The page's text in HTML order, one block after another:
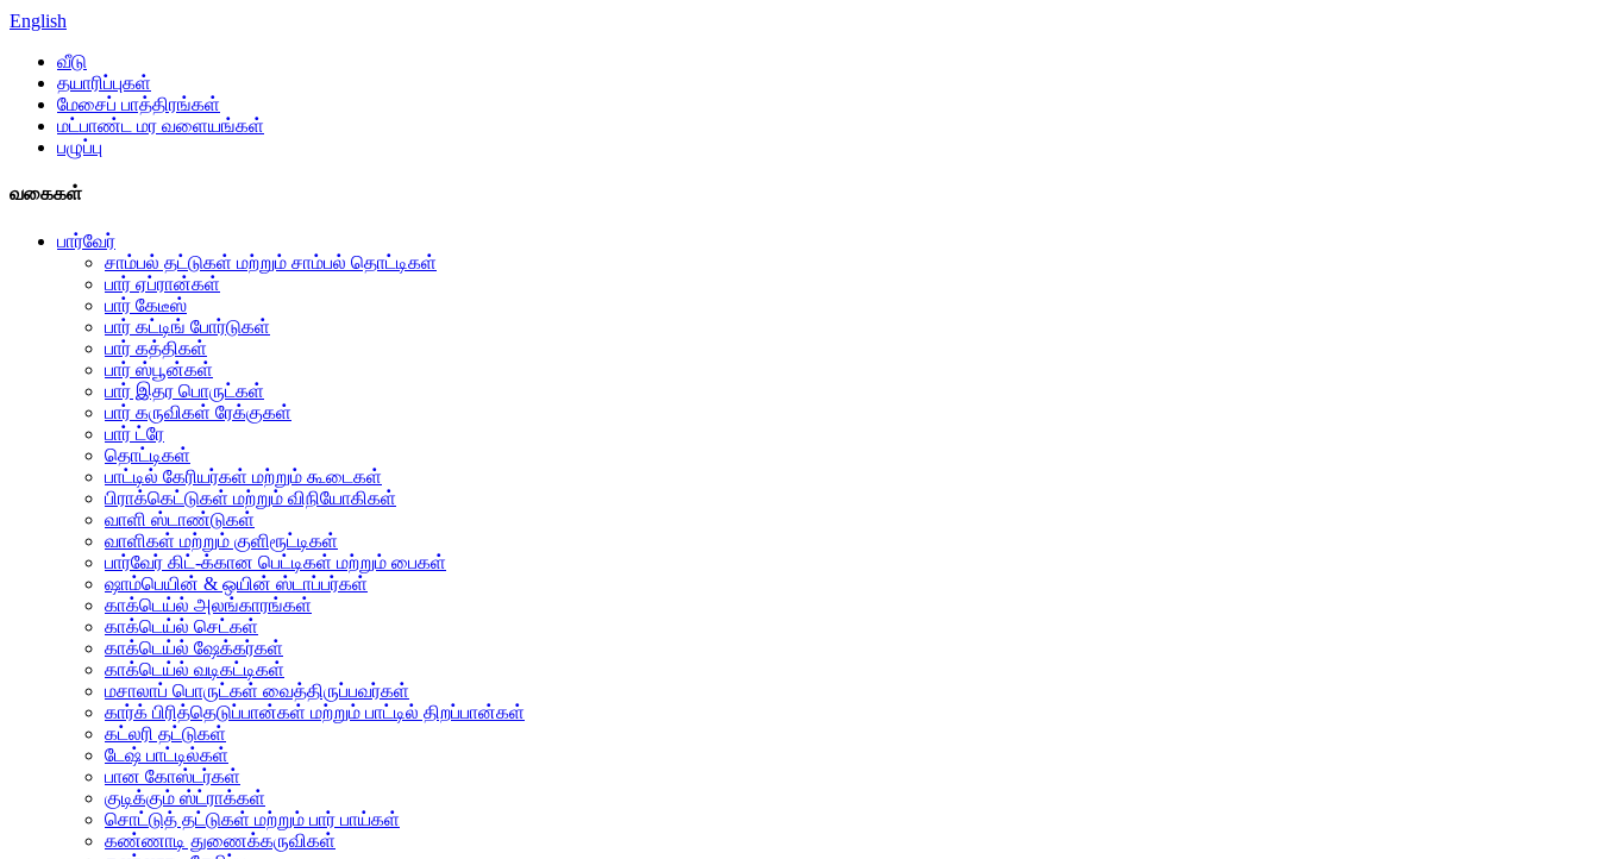
English
வீடு
தயாரிப்புகள்
மேசைப் பாத்திரங்கள்
மட்பாண்ட மர வளையங்கள்
பழுப்பு
வகைகள்
பார்வேர்
சாம்பல் தட்டுகள் மற்றும் சாம்பல் தொட்டிகள்
பார் ஏப்ரான்கள்
பார் கேடீஸ்
பார் கட்டிங் போர்டுகள்
பார் கத்திகள்
பார் ஸ்பூன்கள்
பார் இதர பொருட்கள்
பார் கருவிகள் ரேக்குகள்
பார் ட்ரே
தொட்டிகள்
பாட்டில் கேரியர்கள் மற்றும் கூடைகள்
பிராக்கெட்டுகள் மற்றும் விநியோகிகள்
வாளி ஸ்டாண்டுகள்
வாளிகள் மற்றும் குளிரூட்டிகள்
பார்வேர் கிட்-க்கான பெட்டிகள் மற்றும் பைகள்
ஷாம்பெயின் & ஒயின் ஸ்டாப்பர்கள்
காக்டெய்ல் அலங்காரங்கள்
காக்டெய்ல் செட்கள்
காக்டெய்ல் ஷேக்கர்கள்
காக்டெய்ல் வடிகட்டிகள்
மசாலாப் பொருட்கள் வைத்திருப்பவர்கள்
கார்க் பிரித்தெடுப்பான்கள் மற்றும் பாட்டில் திறப்பான்கள்
கட்லரி தட்டுகள்
டேஷ் பாட்டில்கள்
பான கோஸ்டர்கள்
குடிக்கும் ஸ்ட்ராக்கள்
சொட்டுத் தட்டுகள் மற்றும் பார் பாய்கள்
கண்ணாடி துணைக்கருவிகள்